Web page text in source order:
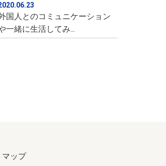
国人とのコミュニケーション
一緒に生活してみ...
ップ